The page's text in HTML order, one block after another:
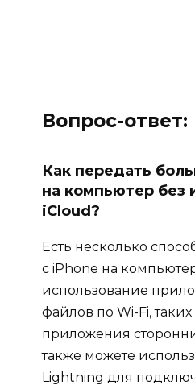
Вопрос-ответ:
Как передать
на компьютер без
iCloud?
Есть несколько
с iPhone на
использование
файлов по Wi-Fi,
приложения
также можете
Lightning для